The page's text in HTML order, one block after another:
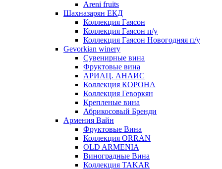
Areni fruits
Шахназарян ЕКД
Коллекция Гаясон
Коллекция Гаясон п/у
Коллекция Гаясон Новогодняя п/у
Gevorkian winery
Сувенирные вина
Фруктовые вина
АРИАЦ. АНАИС
Коллекция КОРОНА
Коллекция Геворкян
Крепленые вина
Абрикосовый Бренди
Армения Вайн
Фруктовые Вина
Коллекция ORRAN
OLD ARMENIA
Виноградные Вина
Коллекция TAKAR